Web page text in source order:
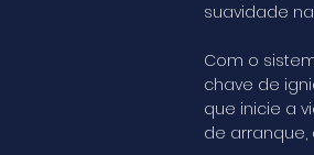
suavidade
Com o
chave de
que inicie a
de